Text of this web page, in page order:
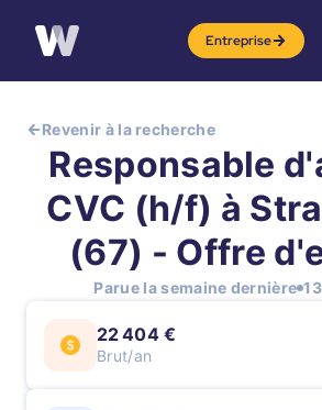
Entreprise
Revenir à la recherche
Responsable
CVC (h/f) à
(67) - Offre
Parue la semaine dernière
22 404 €
Brut/an